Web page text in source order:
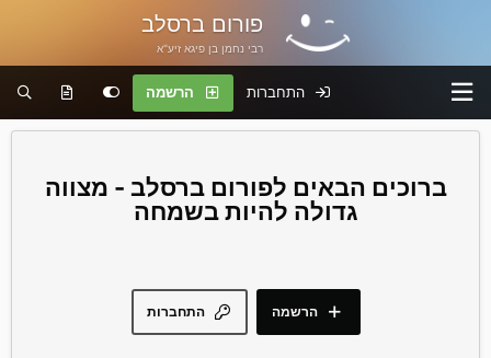
פורום ברסלב
רבי נחמן בן פיגא זיע"א
התחברות הרשמה
פורום ברסלב - מצווה
גדולה להיות בשמחה
התחברות הרשמה